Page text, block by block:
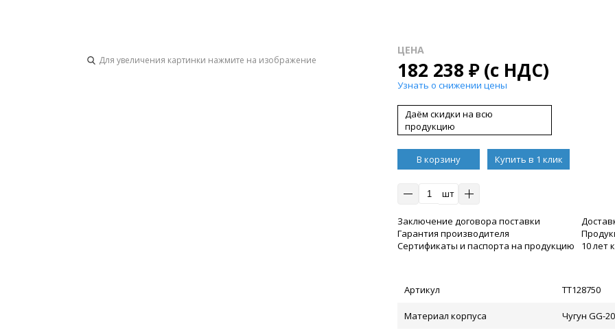
Для увеличения картинки нажмите на изображение
ЦЕНА
182 238₽(с НДС)
Узнать о снижении цены
Даём скидки на всю
продукцию
В корзину Купить в 1 клик
шт
Заключение договора поставки
Гарантия производителя
Сертификаты и паспорта на продукцию
10 лет
Артикул ТТ128750
Материал корпуса Чугун GG-20